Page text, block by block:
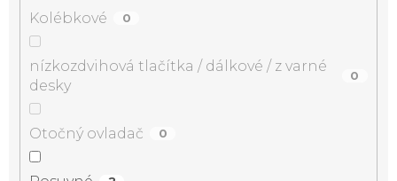
Kolébkové 0
nízkozdvihová tlačítka / dálkové / z varné
desky
0
Otočný ovladač 0